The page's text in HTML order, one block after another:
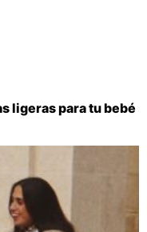
ligeras para tu bebé